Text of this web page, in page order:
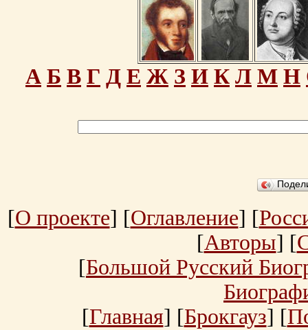
А Б В Г Д Е Ж З И К Л М Н
[О проекте] [Оглавление] [
[Авторы] [
[Большой Русский
[Главная] [Брокгауз] [